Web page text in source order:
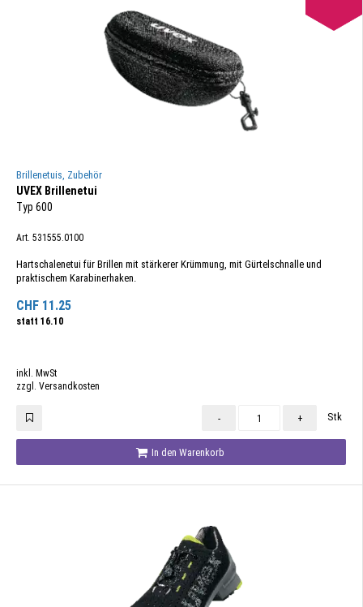
Brillenetuis, Zubehör
UVEX Brillenetui
Typ 600
Art. 531555.0100
Hartschalenetui für Brillen mit stärkerer Krümmung, mit Gürtelschnalle und
praktischem Karabinerhaken.
CHF 11.25
statt 16.10
inkl. MwSt
zzgl. Versandkosten
- + Stk
In den Warenkorb